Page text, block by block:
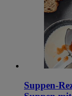
Suppen-